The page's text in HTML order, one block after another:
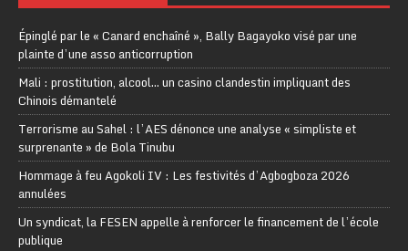
Épinglé par le « Canard enchaîné », Bally Bagayoko visé par une
plainte d’une asso anticorruption
Mali : prostitution, alcool… un casino clandestin impliquant des
Chinois démantelé
Terrorisme au Sahel : l’AES dénonce une analyse « simpliste et
surprenante » de Bola Tinubu
Hommage à feu Agokoli IV : Les festivités d’Agbogboza 2026
annulées
Un syndicat, la FESEN appelle à renforcer le financement de l’école
publique